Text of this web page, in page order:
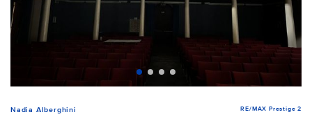
Nadia Alberghini RE/MAX Prestige 2